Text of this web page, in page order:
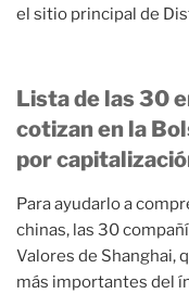
el sitio principal de
Lista de las 30
cotizan en la
por
Para ayudarlo a
chinas, las 30
Valores de Shanghai,
más importantes del